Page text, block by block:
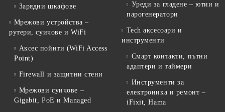
Зарядни шкафове
Мрежови устройства –
рутери, суичове и WiFi
Аксес пойнти (WiFi Access
Point)
Firewall и защитни стени
Мрежови суичове –
Gigabit, PoE и Managed
Уреди за гладене – ютии и
парогенератори
Tech аксесоари и
инструменти
Смарт контакти, пътни
адаптери и таймери
Инструменти за
електроника и ремонт –
iFixit, Hama